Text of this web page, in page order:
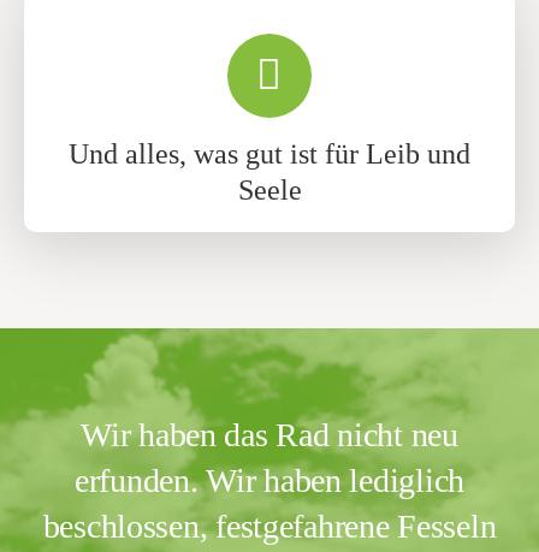
Und alles, was gut ist für Leib und
Seele
Wir haben das Rad nicht neu
erfunden. Wir haben lediglich
beschlossen, festgefahrene Fesseln